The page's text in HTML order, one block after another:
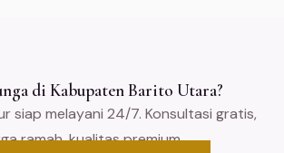
di Kabupaten Barito Utara?
siap melayani 24/7. Konsultasi gratis,
ramah, kualitas premium.